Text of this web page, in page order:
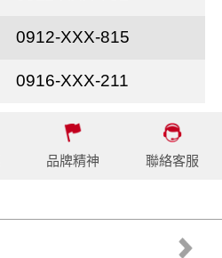
0912-XXX-815
0916-XXX-211
品牌精神 聯絡客服